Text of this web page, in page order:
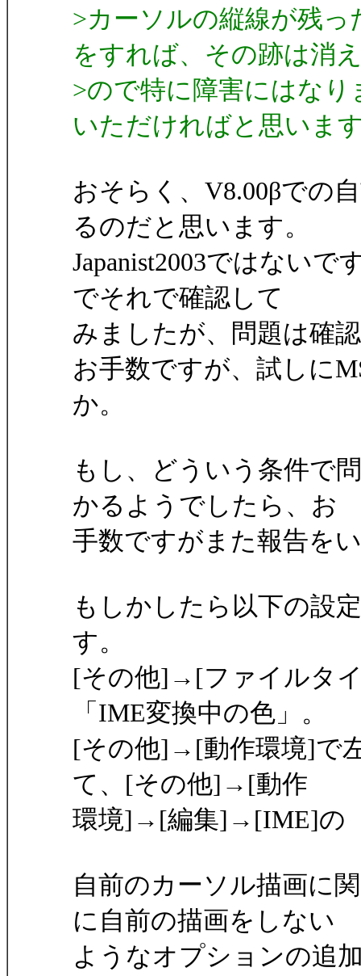
>カーソルの縦線が残
をすれば、その跡は消
>ので特に障害にはな
いただければと思いま
おそらく、V8.00βでの
るのだと思います。
Japanist2003ではないで
でそれで確認して
みましたが、問題は確
お手数ですが、試しに
か。
もし、どういう条件で
かるようでしたら、お
手数ですがまた報告を
もしかしたら以下の設
す。
[その他]→[ファイルタ
「IME変換中の色」。
[その他]→[動作環境]で
て、[その他]→[動作
環境]→[編集]→[IME]の
自前のカーソル描画に
に自前の描画をしない
ようなオプションの追